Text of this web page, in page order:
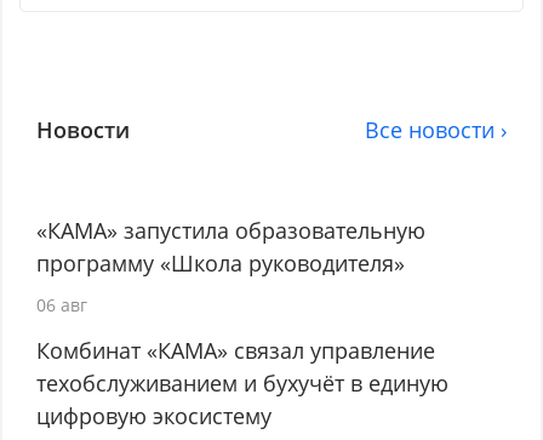
Новости Все новости ›
«КАМА» запустила образовательную
программу «Школа руководителя»
06 авг
Комбинат «КАМА» связал управление
техобслуживанием и бухучёт в единую
цифровую экосистему